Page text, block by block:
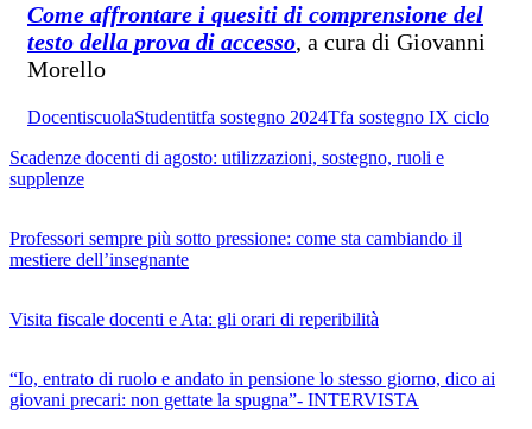
Come affrontare i quesiti di comprensione del
testo della prova di accesso, a cura di Giovanni
Morello
DocentiscuolaStudentitfa sostegno 2024Tfa sostegno IX ciclo
Scadenze docenti di agosto: utilizzazioni, sostegno, ruoli e
supplenze
Professori sempre più sotto pressione: come sta cambiando il
mestiere dell’insegnante
Visita fiscale docenti e Ata: gli orari di reperibilità
“Io, entrato di ruolo e andato in pensione lo stesso giorno, dico ai
giovani precari: non gettate la spugna”- INTERVISTA